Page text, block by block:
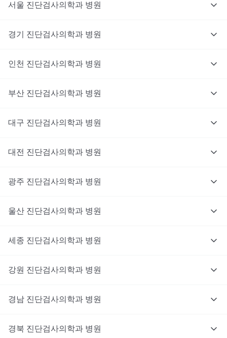
서울 진단검사의학과 병원
경기 진단검사의학과 병원
인천 진단검사의학과 병원
부산 진단검사의학과 병원
대구 진단검사의학과 병원
대전 진단검사의학과 병원
광주 진단검사의학과 병원
울산 진단검사의학과 병원
세종 진단검사의학과 병원
강원 진단검사의학과 병원
경남 진단검사의학과 병원
경북 진단검사의학과 병원